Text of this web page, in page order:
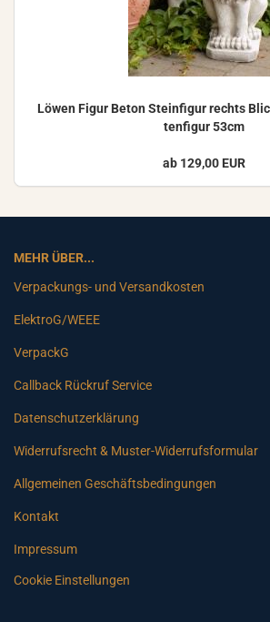
Löwen Figur Beton Stein­fi­gur rechts
ten­fi­gur 53cm
ab 129,00 EUR
MEHR ÜBER...
Verpackungs- und Versandkosten
ElektroG/WEEE
VerpackG
Callback Rückruf Service
Datenschutzerklärung
Widerrufsrecht & Muster-Widerrufsformular
Allgemeinen Geschäftsbedingungen
Kontakt
Impressum
Cookie Einstellungen